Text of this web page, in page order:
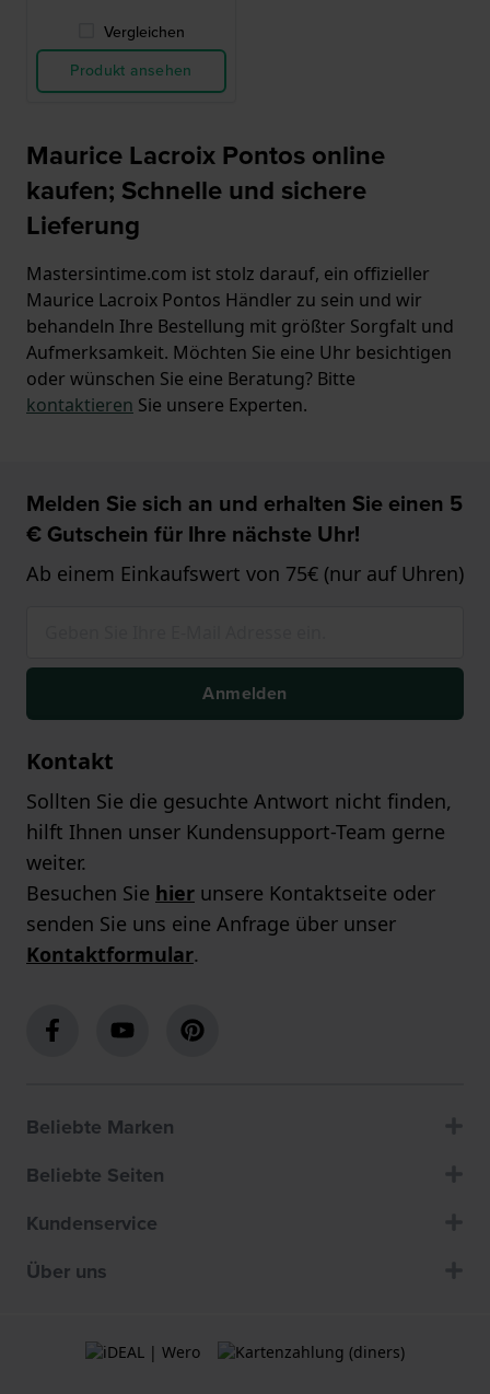
Vergleichen
Produkt ansehen
Maurice Lacroix Pontos online
kaufen; Schnelle und sichere
Lieferung
Mastersintime.com ist stolz darauf, ein offizieller
Maurice Lacroix Pontos Händler zu sein und wir
behandeln Ihre Bestellung mit größter Sorgfalt und
Aufmerksamkeit. Möchten Sie eine Uhr besichtigen
oder wünschen Sie eine Beratung? Bitte
kontaktieren Sie unsere Experten.
Melden Sie sich an und erhalten Sie einen 5
€ Gutschein für Ihre nächste Uhr!
Ab einem Einkaufswert von 75€ (nur auf Uhren)
Anmelden
Kontakt
Sollten Sie die gesuchte Antwort nicht finden,
hilft Ihnen unser Kundensupport-Team gerne
weiter.
Besuchen Sie hier unsere Kontaktseite oder
senden Sie uns eine Anfrage über unser
Kontaktformular.
Beliebte Marken
Beliebte Seiten
Kundenservice
Über uns